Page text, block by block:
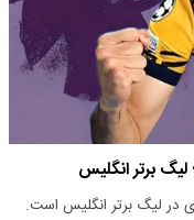
برتر انگلیس
در لیگ برتر انگلیس است.